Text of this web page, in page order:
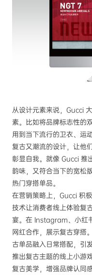
从设计元素来说，Gucci
素。比如将品牌标志性的
用到当下流行的卫衣、运
复古又潮流的设计，让他
彰显自我。就像 Gucci 推
韵味，又符合当下的宽松
热门穿搭单品。
在营销策略上，Gucci 积
技术让消费者线上体验复
宴。在 Instagram、小红
网红合作，展示复古穿搭
古单品融入日常搭配，引
推出复古主题的线上小游
复古美学，增强品牌认同感